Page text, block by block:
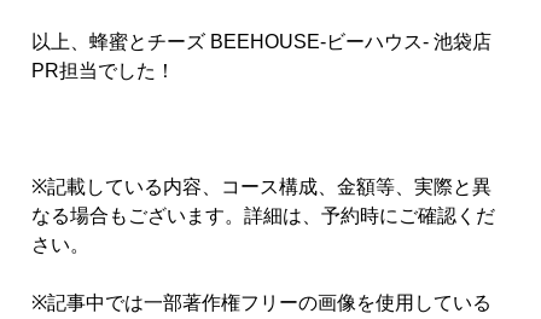
以上、蜂蜜とチーズ BEEHOUSE-ビーハウス- 池袋店
PR担当でした！
※記載している内容、コース構成、金額等、実際と異
なる場合もございます。詳細は、予約時にご確認くだ
さい。
※記事中では一部著作権フリーの画像を使用している